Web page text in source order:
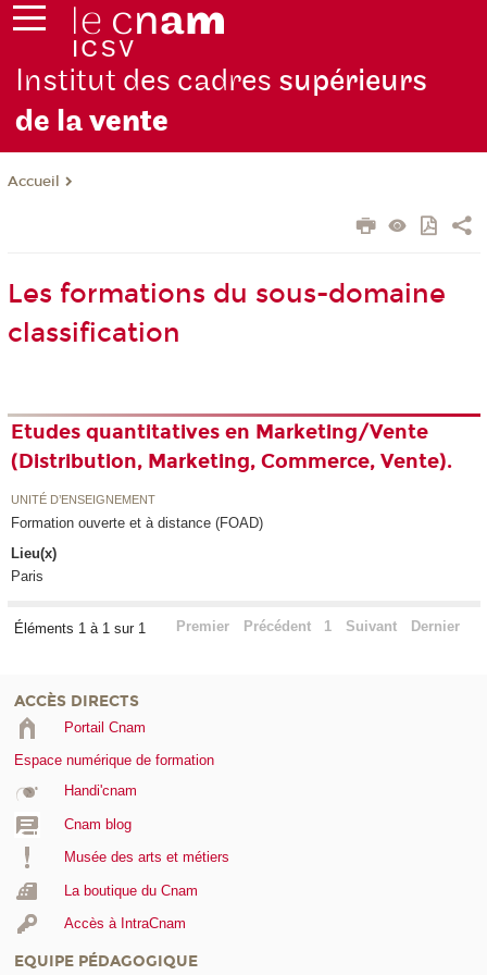
Institut des cadres supérieurs
de lavente
Accueil
Les formations du sous-domaine
classification
Etudes quantitatives en Marketing/Vente
(Distribution, Marketing, Commerce, Vente).
UNITÉ D’ENSEIGNEMENT
Formation ouverte et à distance (FOAD)
Lieu(x)
Paris
Éléments 1 à 1 sur 1 Premier Précédent 1 Suivant Dernier
ACCÈS DIRECTS
Portail Cnam
Espace numérique de formation
Handi'cnam
Cnam blog
Musée des arts et métiers
La boutique du Cnam
Accès à IntraCnam
EQUIPE PÉDAGOGIQUE